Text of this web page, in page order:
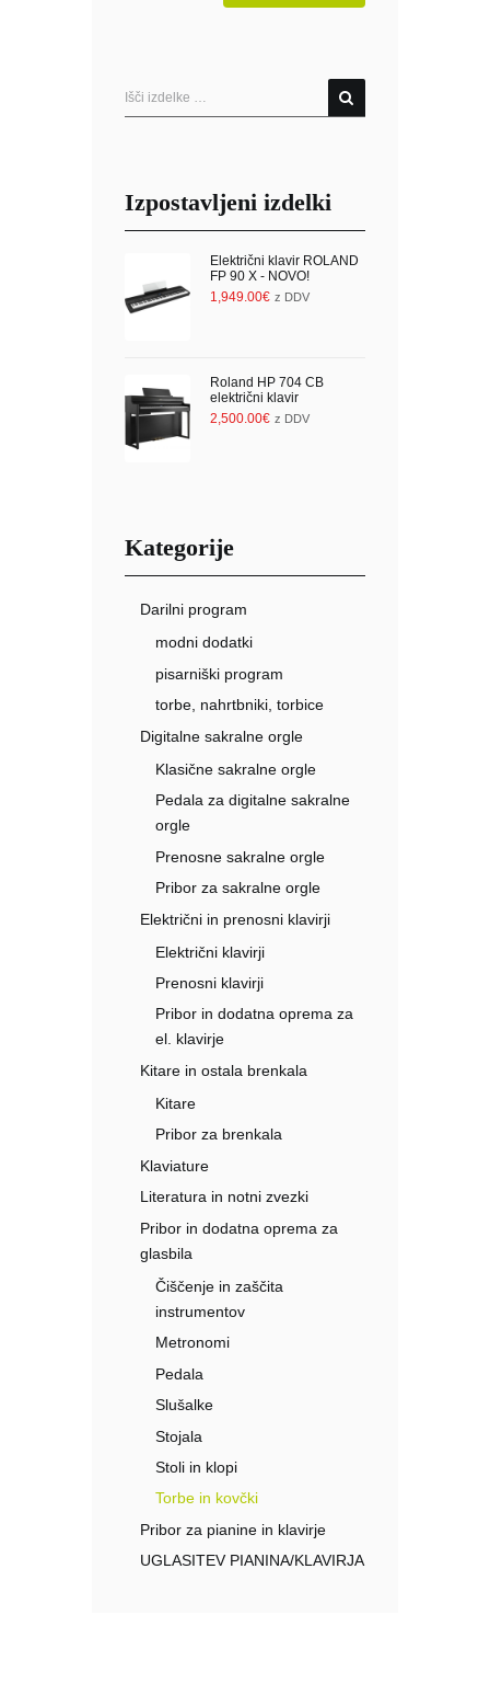
Izpostavljeni izdelki
Električni klavir ROLAND
FP 90 X - NOVO!
1,949.00€ z DDV
Roland HP 704 CB
električni klavir
2,500.00€ z DDV
Kategorije
Darilni program
modni dodatki
pisarniški program
torbe, nahrtbniki, torbice
Digitalne sakralne orgle
Klasične sakralne orgle
Pedala za digitalne sakralne
orgle
Prenosne sakralne orgle
Pribor za sakralne orgle
Električni in prenosni klavirji
Električni klavirji
Prenosni klavirji
Pribor in dodatna oprema za
el. klavirje
Kitare in ostala brenkala
Kitare
Pribor za brenkala
Klaviature
Literatura in notni zvezki
Pribor in dodatna oprema za
glasbila
Čiščenje in zaščita
instrumentov
Metronomi
Pedala
Slušalke
Stojala
Stoli in klopi
Torbe in kovčki
Pribor za pianine in klavirje
UGLASITEV PIANINA/KLAVIRJA